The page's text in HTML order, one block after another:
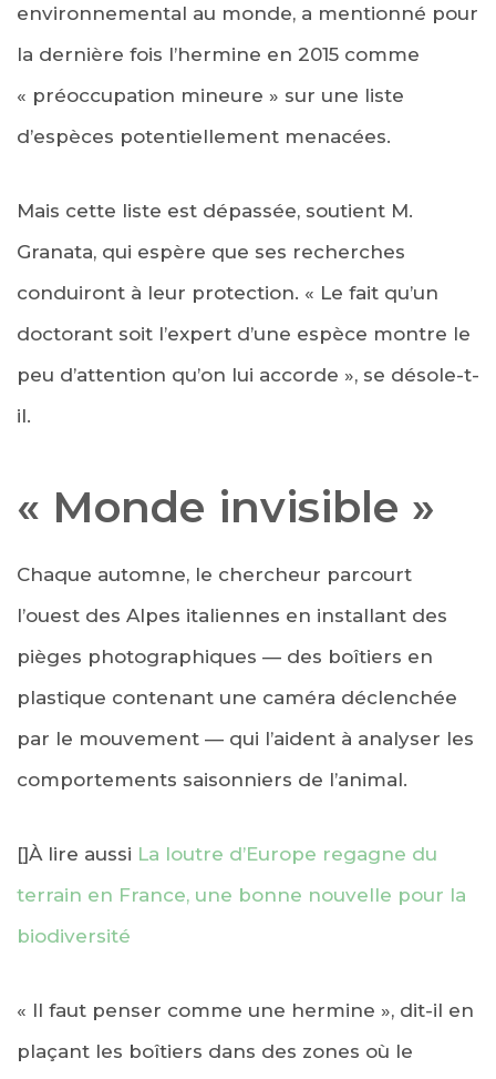
environnemental au monde, a mentionné pour
la dernière fois l’hermine en 2015 comme
« préoccupation mineure » sur une liste
d’espèces potentiellement menacées.
Mais cette liste est dépassée, soutient M.
Granata, qui espère que ses recherches
conduiront à leur protection. « Le fait qu’un
doctorant soit l’expert d’une espèce montre le
peu d’attention qu’on lui accorde », se désole-t-
il.
« Monde invisible »
Chaque automne, le chercheur parcourt
l’ouest des Alpes italiennes en installant des
pièges photographiques — des boîtiers en
plastique contenant une caméra déclenchée
par le mouvement — qui l’aident à analyser les
comportements saisonniers de l’animal.
[]À lire aussi La loutre d’Europe regagne du
terrain en France, une bonne nouvelle pour la
biodiversité
« Il faut penser comme une hermine », dit-il en
plaçant les boîtiers dans des zones où le